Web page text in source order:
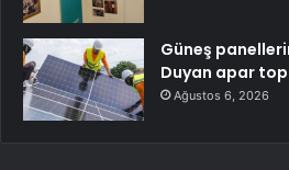
Güneş
Duyan apar
Ağustos 6, 2026